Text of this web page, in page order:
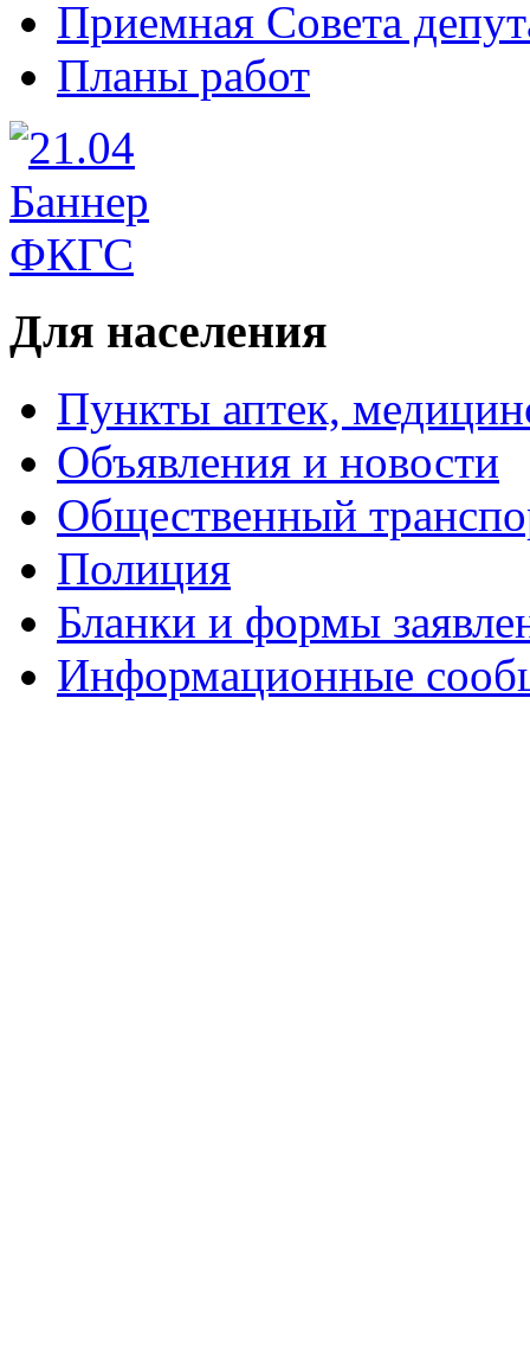
Приемная Совета
Планы работ
Для населения
Пункты аптек,
Объявления и новости
Общественный
Полиция
Бланки и формы
Информационные